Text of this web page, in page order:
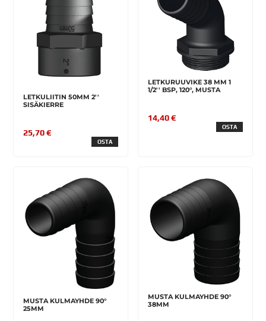
LETKULIITIN 50MM 2''
SISÄKIERRE
25,70 €
OSTA
LETKURUUVIKE 38 MM 1
1/2'' BSP, 120°, MUSTA
14,40 €
OSTA
MUSTA KULMAYHDE 90°
25MM
MUSTA KULMAYHDE 90°
38MM